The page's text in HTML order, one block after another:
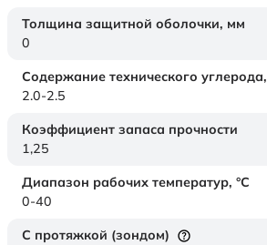
Толщина защитной оболочки, мм
0
Содержание технического углерода,
2.0-2.5
Коэффициент запаса прочности
1,25
Диапазон рабочих температур, °C
0-40
С протяжкой (зондом)